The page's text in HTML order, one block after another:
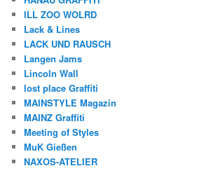
ILL ZOO WOLRD
Lack & Lines
LACK UND RAUSCH
Langen Jams
Lincoln Wall
lost place Graffiti
MAINSTYLE Magazin
MAINZ Graffiti
Meeting of Styles
MuK Gießen
NAXOS-ATELIER